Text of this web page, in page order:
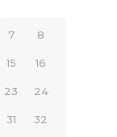
7 8
15 16
23 24
31 32